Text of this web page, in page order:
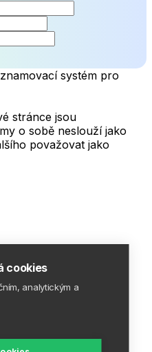
systém pro
stránce jsou
o sobě neslouží jako
považovat jako
cookies
analytickým a